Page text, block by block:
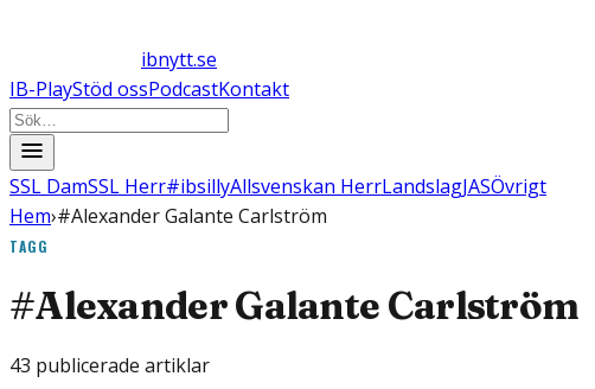
ibnytt.se
IB-PlayStöd ossPodcastKontakt
SSL DamSSL Herr#ibsillyAllsvenskan HerrLandslagJASÖvrigt
Hem›#Alexander Galante Carlström
TAGG
#Alexander Galante Carlström
43 publicerade artiklar